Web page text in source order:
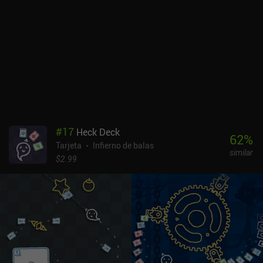
#17 Heck Deck
Tarjeta
Infierno de balas
$2.99
62%
similar